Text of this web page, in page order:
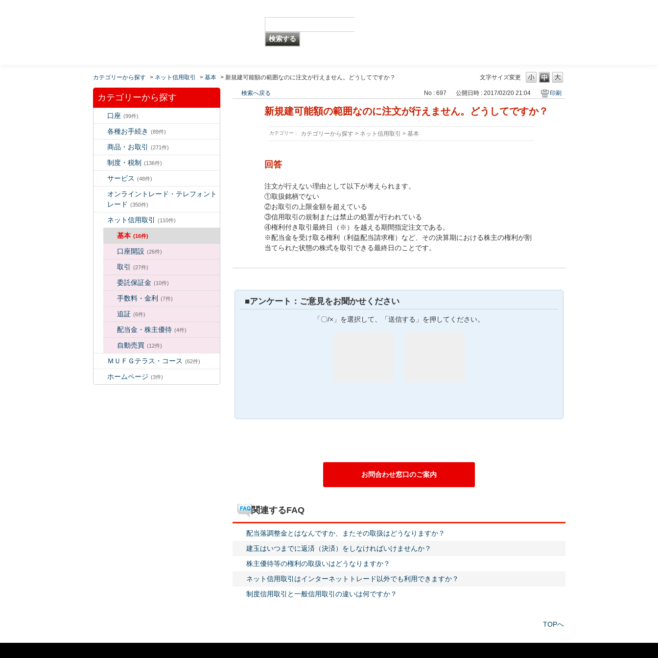
文字サイズ変更
カテゴリーから探す > ネット信用取引 > 基本 > 新規建可能額の範囲なのに注文が行えません。どうしてですか？
カテゴリーから探す
口座 (99件)
各種お手続き (89件)
商品・お取引 (271件)
制度・税制 (136件)
サービス (48件)
オンライントレード・テレフォント
レード (350件)
ネット信用取引 (110件)
基本 (16件)
口座開設 (26件)
取引 (27件)
委託保証金 (10件)
手数料・金利 (7件)
追証 (6件)
配当金・株主優待 (4件)
自動売買 (12件)
ＭＵＦＧテラス・コース (62件)
ホームページ (3件)
検索へ戻る No : 697 公開日時 : 2017/02/20 21:04 印刷
新規建可能額の範囲なのに注文が行えません。どうしてですか？
カテゴリー : カテゴリーから探す > ネット信用取引 > 基本
回答
注文が行えない理由として以下が考えられます。
①取扱銘柄でない
②お取引の上限金額を超えている
③信用取引の規制または禁止の処置が行われている
④権利付き取引最終日（※）を越える期間指定注文である。
※配当金を受け取る権利（利益配当請求権）など、その決算期における株主の権利が割
当てられた状態の株式を取引できる最終日のことです。
■アンケート：ご意見をお聞かせください
「〇/×」を選択して、「送信する」を押してください。
お問合わせ窓口のご案内
関連するFAQ
配当落調整金とはなんですか、またその取扱はどうなりますか？
建玉はいつまでに返済（決済）をしなければいけませんか？
株主優待等の権利の取扱いはどうなりますか？
ネット信用取引はインターネットトレード以外でも利用できますか？
制度信用取引と一般信用取引の違いは何ですか？
TOPへ